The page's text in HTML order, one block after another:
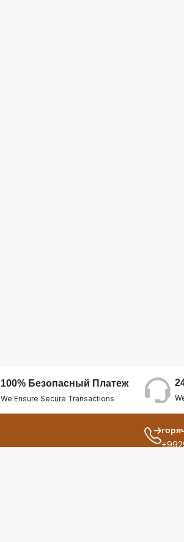
100% Безопасный Платеж
We Ensure Secure Transactions